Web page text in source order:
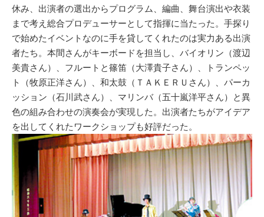
休み、出演者の選出からプログラム、編曲、舞台演出や衣装
まで考え総合プロデューサーとして指揮に当たった。手探り
で始めたイベントなのに手を貸してくれたのは実力ある出演
者たち。本間さんがキーボードを担当し、バイオリン（渡辺
美貴さん）、フルートと篠笛（大澤貴子さん）、トランペッ
ト（牧原正洋さん）、和太鼓（ＴＡＫＥＲＵさん）、パーカ
ッション（石川武さん）、マリンバ（五十嵐洋平さん）と異
色の組み合わせの演奏会が実現した。出演者たちがアイデア
を出してくれたワークショップも好評だった。